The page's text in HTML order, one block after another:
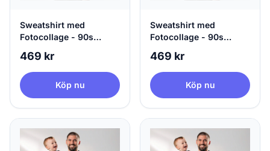
Sweatshirt med
Fotocollage - 90s
469 kr
Köp nu
Sweatshirt med
Fotocollage - 90s
469 kr
Köp nu